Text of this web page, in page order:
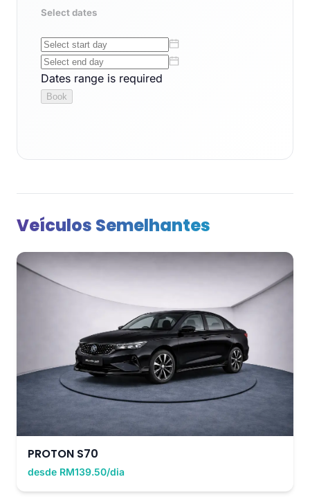
Veículos Semelhantes
PROTON S70
desde RM139.50/dia